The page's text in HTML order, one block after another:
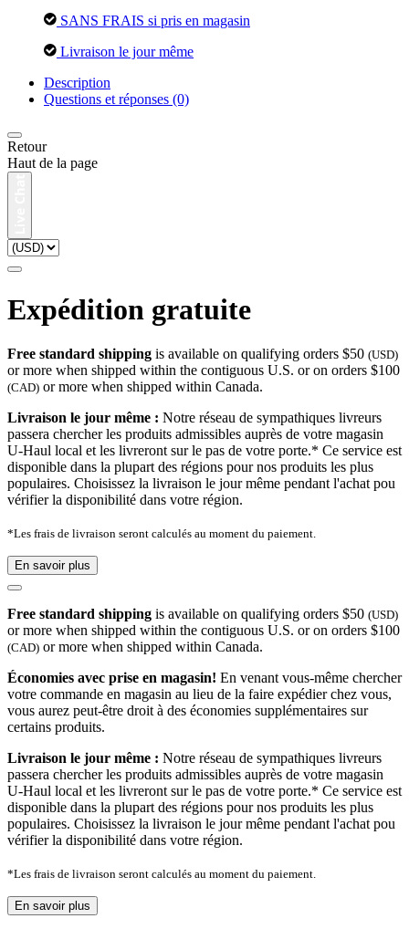
SANS FRAIS si pris en magasin
Livraison le jour même
Description
Questions et réponses (0)
Retour
Haut de la page
Expédition gratuite
Free standard shipping is available on qualifying orders $50 (USD)
or more when shipped within the contiguous U.S. or on orders $100
(CAD) or more when shipped within Canada.
Livraison le jour même : Notre réseau de sympathiques livreurs
passera chercher les produits admissibles auprès de votre magasin
U-Haul local et les livreront sur le pas de votre porte.* Ce service est
disponible dans la plupart des régions pour nos produits les plus
populaires. Choisissez la livraison le jour même pendant l'achat pou
vérifier la disponibilité dans votre région.
*Les frais de livraison seront calculés au moment du paiement.
En savoir plus
Free standard shipping is available on qualifying orders $50 (USD)
or more when shipped within the contiguous U.S. or on orders $100
(CAD) or more when shipped within Canada.
Économies avec prise en magasin! En venant vous-même chercher
votre commande en magasin au lieu de la faire expédier chez vous,
vous aurez peut-être droit à des économies supplémentaires sur
certains produits.
Livraison le jour même : Notre réseau de sympathiques livreurs
passera chercher les produits admissibles auprès de votre magasin
U-Haul local et les livreront sur le pas de votre porte.* Ce service est
disponible dans la plupart des régions pour nos produits les plus
populaires. Choisissez la livraison le jour même pendant l'achat pou
vérifier la disponibilité dans votre région.
*Les frais de livraison seront calculés au moment du paiement.
En savoir plus